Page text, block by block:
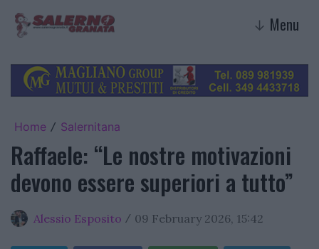
↓ Menu
Home / Salernitana
Raffaele: “Le nostre motivazioni
devono essere superiori a tutto”
Alessio Esposito / 09 February 2026, 15:42